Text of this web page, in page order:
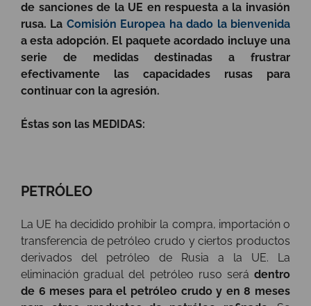
de sanciones de la UE en respuesta a la invasión
rusa. La Comisión Europea ha dado la bienvenida
a esta adopción. El paquete acordado incluye una
serie de medidas destinadas a frustrar
efectivamente las capacidades rusas para
continuar con la agresión.
Éstas son las MEDIDAS:
PETRÓLEO
La UE ha decidido prohibir la compra, importación o
transferencia de petróleo crudo y ciertos productos
derivados del petróleo de Rusia a la UE. La
eliminación gradual del petróleo ruso será dentro
de 6 meses para el petróleo crudo y en 8 meses